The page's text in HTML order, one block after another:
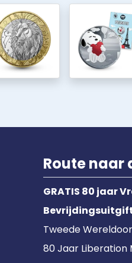
Route naar
GRATIS 80 jaar
Tweede
80 Jaar Liberation